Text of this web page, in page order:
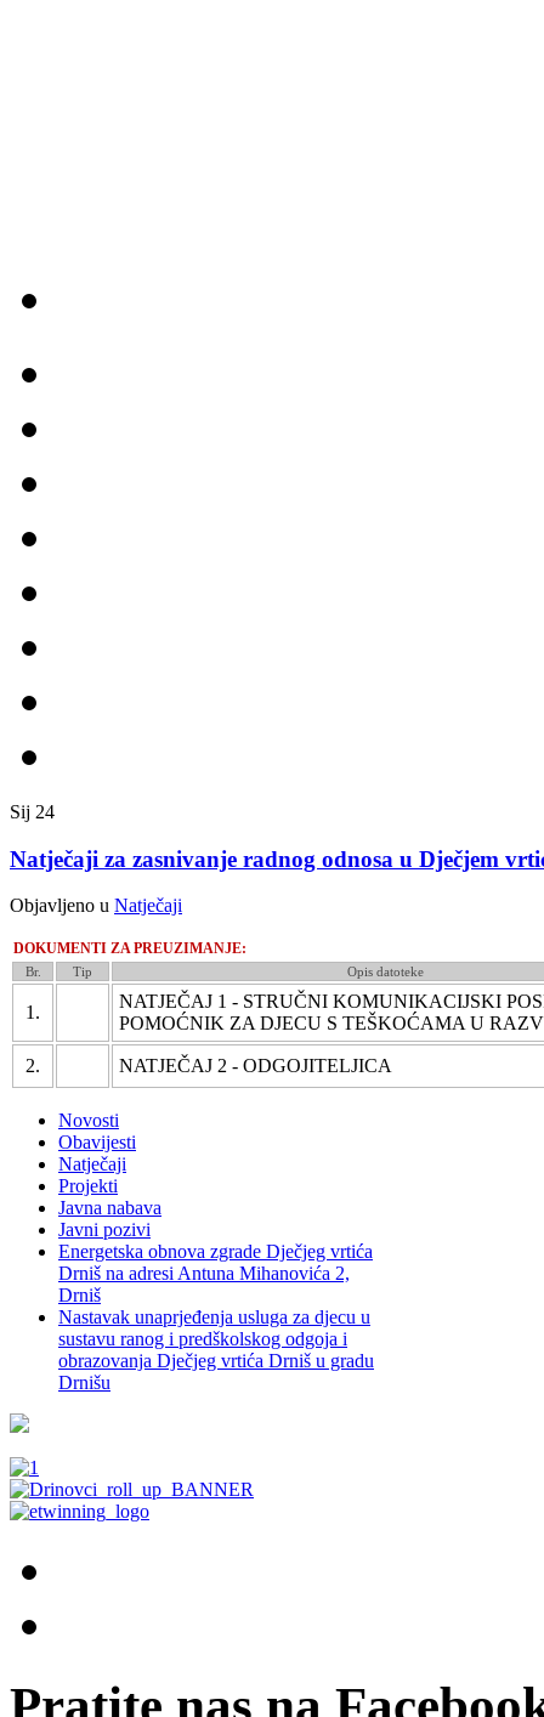
Sij 24
Natječaji za zasnivanje radnog odnosa u Dječjem
Objavljeno u Natječaji
DOKUMENTI ZA PREUZIMANJE:
Br. Tip Opis datoteke
1.
NATJEČAJ 1 - STRUČNI KOMUNIKACIJSKI
POMOĆNIK ZA DJECU S TEŠKOĆAMA U
2. NATJEČAJ 2 - ODGOJITELJICA
Novosti
Obavijesti
Natječaji
Projekti
Javna nabava
Javni pozivi
Energetska obnova zgrade Dječjeg vrtića
Drniš na adresi Antuna Mihanovića 2,
Drniš
Nastavak unaprjeđenja usluga za djecu u
sustavu ranog i predškolskog odgoja i
obrazovanja Dječjeg vrtića Drniš u gradu
Drnišu